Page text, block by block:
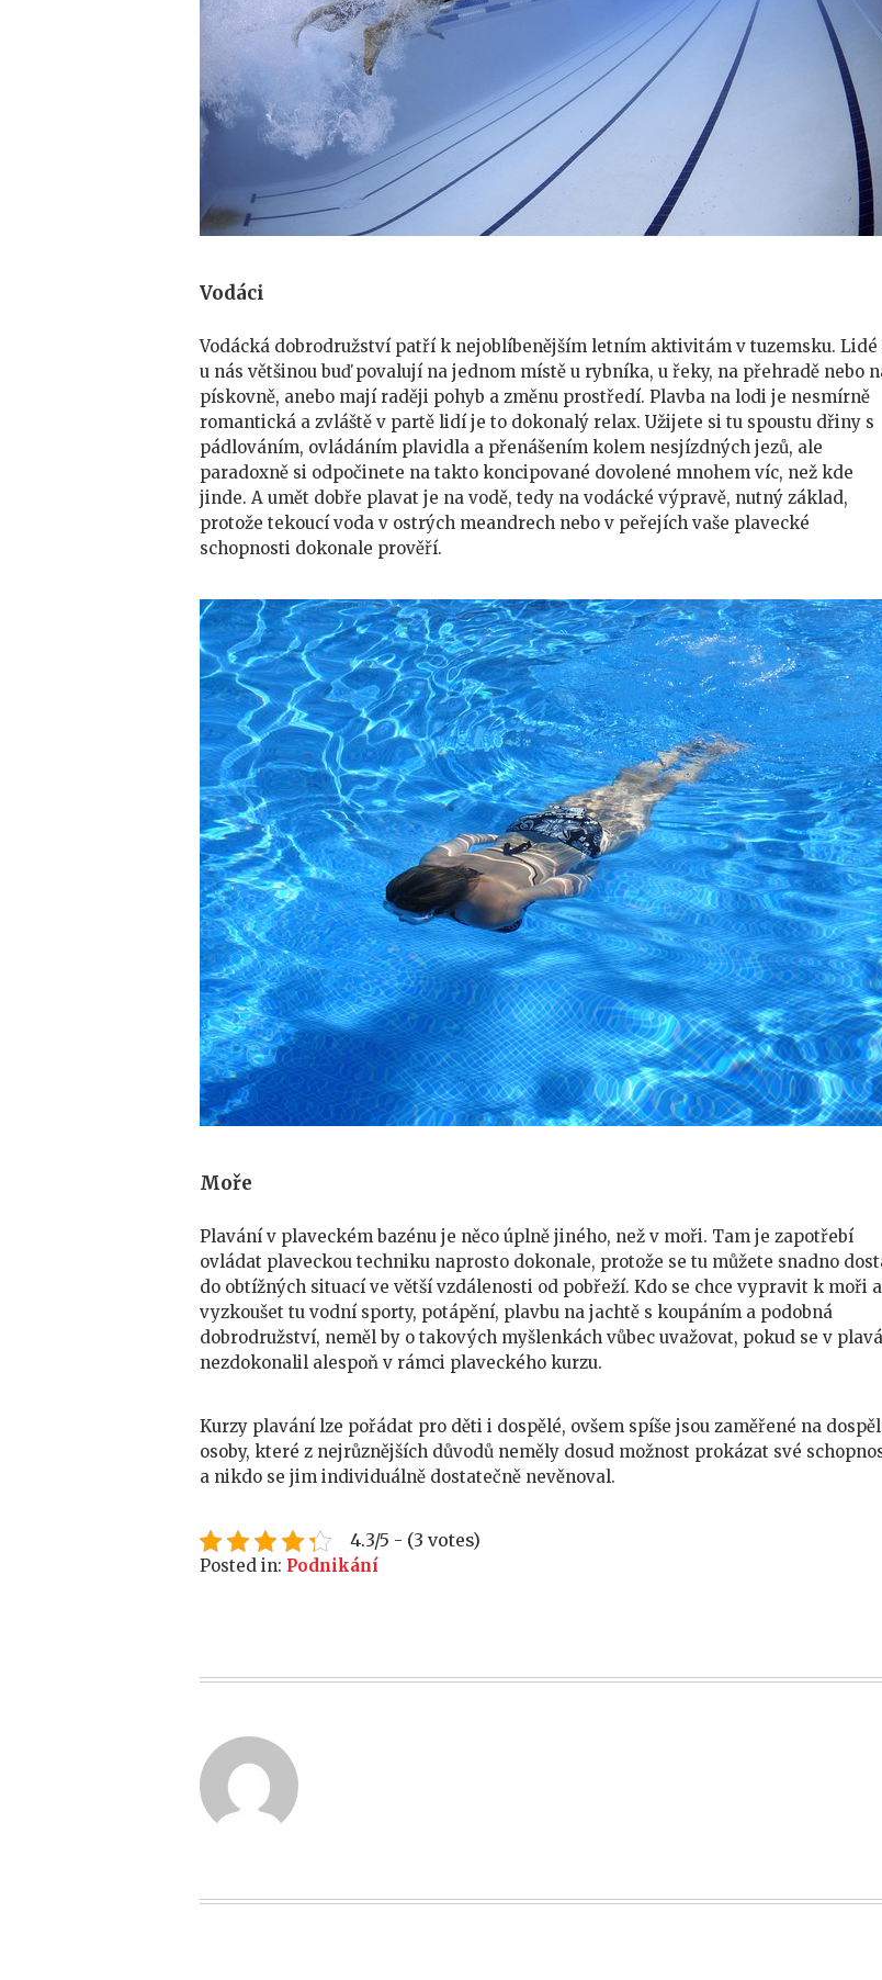
Vodáci
Vodácká dobrodružství patří k nejoblíbenějším letním aktivitám v tuzemsku. Lidé
u nás většinou buď povalují na jednom místě u rybníka, u řeky, na přehradě nebo
pískovně, anebo mají raději pohyb a změnu prostředí. Plavba na lodi je nesmírně
romantická a zvláště v partě lidí je to dokonalý relax. Užijete si tu spoustu dřiny s
pádlováním, ovládáním plavidla a přenášením kolem nesjízdných jezů, ale
paradoxně si odpočinete na takto koncipované dovolené mnohem víc, než kde
jinde. A umět dobře plavat je na vodě, tedy na vodácké výpravě, nutný základ,
protože tekoucí voda v ostrých meandrech nebo v peřejích vaše plavecké
schopnosti dokonale prověří.
Moře
Plavání v plaveckém bazénu je něco úplně jiného, než v moři. Tam je zapotřebí
ovládat plaveckou techniku naprosto dokonale, protože se tu můžete snadno
do obtížných situací ve větší vzdálenosti od pobřeží. Kdo se chce vypravit k moři a
vyzkoušet tu vodní sporty, potápění, plavbu na jachtě s koupáním a podobná
dobrodružství, neměl by o takových myšlenkách vůbec uvažovat, pokud se v
nezdokonalil alespoň v rámci plaveckého kurzu.
Kurzy plavání lze pořádat pro děti i dospělé, ovšem spíše jsou zaměřené na
osoby, které z nejrůznějších důvodů neměly dosud možnost prokázat své
a nikdo se jim individuálně dostatečně nevěnoval.
4.3/5 - (3 votes)
Posted in: Podnikání